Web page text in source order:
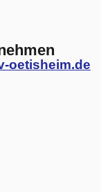
oetisheim.de